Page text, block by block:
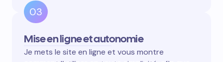
03
Mise en ligne et autonomie
Je mets le site en ligne et vous montre